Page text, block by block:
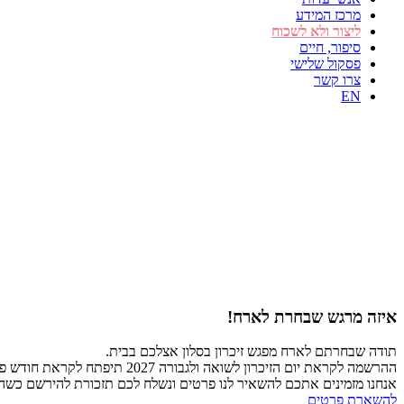
מרכז המידע
ליצור ולא לשכוח
סיפור, חיים
פסקול שלישי
צרו קשר
EN
איזה מרגש שבחרת לארח!
תודה שבחרתם לארח מפגש זיכרון בסלון אצלכם בבית.
ההרשמה לקראת יום הזיכרון לשואה ולגבורה 2027 תיפתח לקראת חודש פברואר 2027.
אנחנו מזמינים אתכם להשאיר לנו פרטים ונשלח לכם תזכורת להירשם
להשארת פרטים